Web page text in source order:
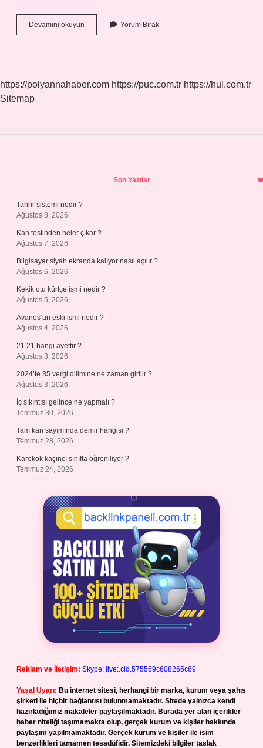
Devamını okuyun
Bankası
Yorum Bırak
https://polyannahaber.com https://puc.com.tr https://hul.com.tr
Sitemap
Son Yazılar
Tahrir sistemi nedir ?
Ağustos 8, 2026
Kan testinden neler çıkar ?
Ağustos 7, 2026
Bilgisayar siyah ekranda kalıyor nasıl açılır ?
Ağustos 6, 2026
Kekik otu kürtçe ismi nedir ?
Ağustos 5, 2026
Avanos’un eski ismi nedir ?
Ağustos 4, 2026
21 21 hangi ayettir ?
Ağustos 3, 2026
2024’te 35 vergi dilimine ne zaman girilir ?
Ağustos 3, 2026
İç sıkıntısı gelince ne yapmalı ?
Temmuz 30, 2026
Tam kan sayımında demir hangisi ?
Temmuz 28, 2026
Karekök kaçıncı sınıfta öğreniliyor ?
Temmuz 24, 2026
Reklam ve İletişim: Skype: live:.cid.575569c608265c69
Yasal Uyarı: Bu internet sitesi, herhangi bir marka, kurum veya şahıs
şirketi ile hiçbir bağlantısı bulunmamaktadır. Sitede yalnızca kendi
hazırladığımız makaleler paylaşılmaktadır. Burada yer alan içerikler
haber niteliği taşımamakta olup, gerçek kurum ve kişiler hakkında
paylaşım yapılmamaktadır. Gerçek kurum ve kişiler ile isim
benzerlikleri tamamen tesadüfidir. Sitemizdeki bilgiler taslak